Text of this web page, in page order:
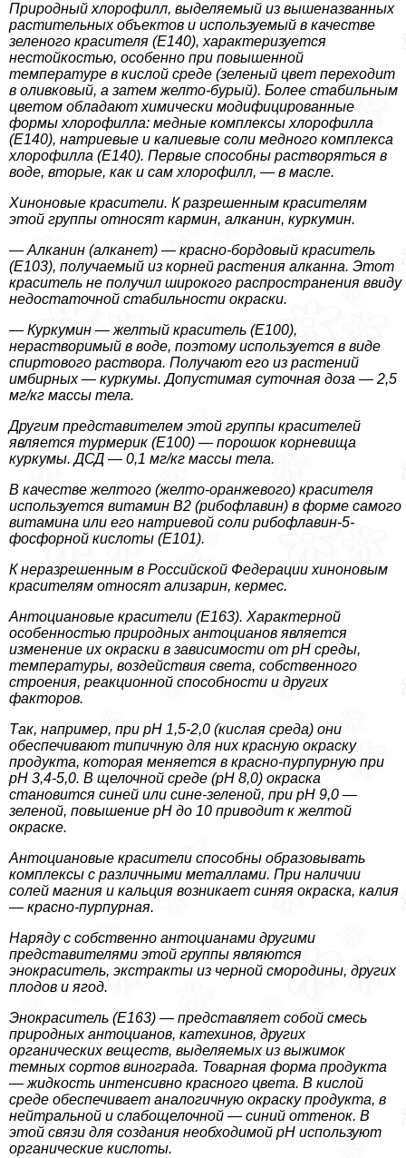
Природный хлорофилл, выделяемый из вышеназванных
растительных объектов и используемый в качестве
зеленого красителя (Е140), хаpaктеризуется
нестойкостью, особенно при повышенной
температуре в кислой среде (зеленый цвет переходит
в оливковый, а затем желто-бурый). Более стабильным
цветом обладают химически модифицированные
формы хлорофилла: медные комплексы хлорофилла
(Е140), натриевые и калиевые соли медного комплекса
хлорофилла (Е140). Первые способны растворяться в
воде, вторые, как и сам хлорофилл, — в масле.
Хиноновые красители. К разрешенным красителям
этой группы относят кармин, алканин, куркумин.
— Алканин (алканет) — красно-бордовый краситель
(Е103), получаемый из корней растения алканна. Этот
краситель не получил широкого распространения ввиду
недостаточной стабильности окраски.
— Куркумин — желтый краситель (Е100),
нерастворимый в воде, поэтому используется в виде
спиртового раствора. Получают его из растений
имбирных — куркумы. Допустимая суточная доза — 2,5
мг/кг массы тела.
Другим представителем этой группы красителей
является турмерик (Е100) — порошок корневища
куркумы. ДСД — 0,1 мг/кг массы тела.
В качестве желтого (желто-оранжевого) красителя
используется витамин В2 (рибофлавин) в форме самого
витамина или его натриевой соли рибофлавин-5-
фосфорной кислоты (Е101).
К неразрешенным в Российской Федерации хиноновым
красителям относят ализарин, кермес.
Антоциановые красители (Е163). Хаpaктерной
особенностью природных антоцианов является
изменение их окраски в зависимости от рН среды,
температуры, воздействия света, собственного
строения, реакционной способности и других
факторов.
Так, например, при рН 1,5-2,0 (кислая среда) они
обеспечивают типичную для них красную окраску
продукта, которая меняется в красно-пурпурную при
рН 3,4-5,0. В щелочной среде (рН 8,0) окраска
становится синей или сине-зеленой, при рН 9,0 —
зеленой, повышение рН до 10 приводит к желтой
окраске.
Антоциановые красители способны образовывать
комплексы с различными металлами. При наличии
солей магния и кальция возникает синяя окраска, калия
— красно-пурпурная.
Наряду с собственно антоцианами другими
представителями этой группы являются
энокраситель, экстpaкты из черной смородины, других
плодов и ягод.
Энокраситель (Е163) — представляет собой смесь
природных антоцианов, катехинов, других
органических веществ, выделяемых из выжимок
темных сортов винограда. Товарная форма продукта
— жидкость интенсивно красного цвета. В кислой
среде обеспечивает аналогичную окраску продукта, в
нейтральной и слабощелочной — синий оттенок. В
этой связи для создания необходимой рН используют
органические кислоты.